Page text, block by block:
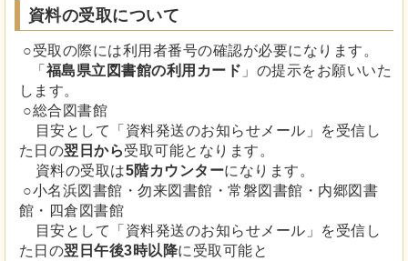
資料の受取について
○受取の際には利用者番号の確認が必要になります。
「 福島県立図書館の利用カード 」の提示をお願いいた
します。
○総合図書館
目安として「資料発送のお知らせメール」を受信し
た日の翌日から受取可能となります。
資料の受取は5階カウンターになります。
○小名浜図書館・勿来図書館・常磐図書館・内郷図書
館・四倉図書館
目安として「資料発送のお知らせメール」を受信し
た日の翌日午後3時以降に受取可能と